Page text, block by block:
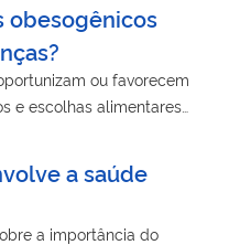
obesogênicos
ou favorecem
e escolhas alimentares
a saúde
a importância do